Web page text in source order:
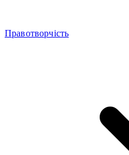
Правотворчість